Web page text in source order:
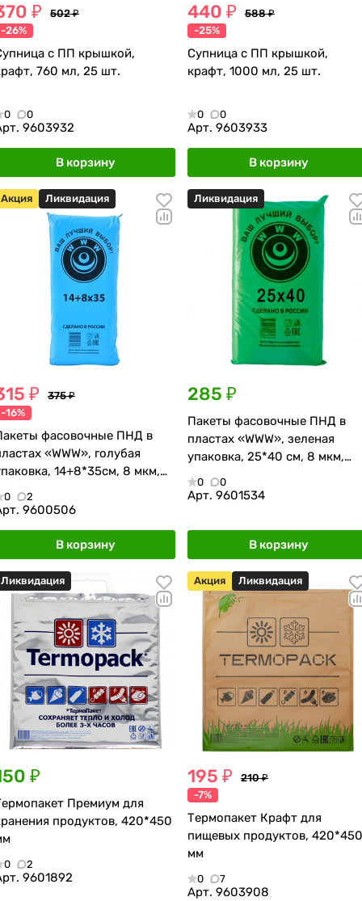
₽
502 ₽
-26%
с ПП крышкой,
760 мл, 25 шт.
0 0
9603932
В корзину
440 ₽
588 ₽
-25%
Супница с ПП крышкой,
крафт, 1000 мл, 25 шт.
0 0
Арт. 9603933
В корзину
Акция Ликвидация
₽
375 ₽
-16%
фасовочные ПНД в
«WWW», голубая
14+8*35см, 8 мкм,
шт.
0 2
9600506
В корзину
Ликвидация
285 ₽
Пакеты фасовочные ПНД в
пластах «WWW», зеленая
упаковка, 25*40 см, 8 мкм,
500 шт.
0 0
Арт. 9601534
В корзину
Ликвидация
₽
Премиум для
продуктов, 420*450
0 2
9601892
Акция Ликвидация
195 ₽
210 ₽
-7%
Термопакет Крафт для
пищевых продуктов, 420*450
мм
0 7
Арт. 9603908